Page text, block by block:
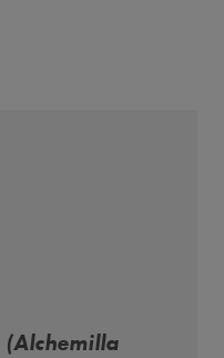
(Alchemilla